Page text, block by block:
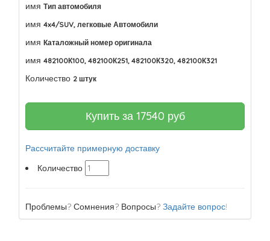
имя Тип автомобиля
имя 4x4/SUV, легковые Автомобили
имя Каталожный номер оригинала
имя 482100К100, 482100К251, 482100К320, 482100К321
Количество 2 штук
Купить за 17540 руб
Рассчитайте примерную доставку
Количество
Проблемы? Сомнения? Вопросы? Задайте вопрос!